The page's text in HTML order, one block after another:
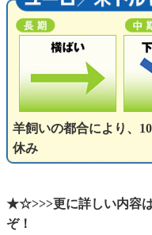
羊飼いの都合により、
休み
★☆>>>更に詳しい内容
ぞ！